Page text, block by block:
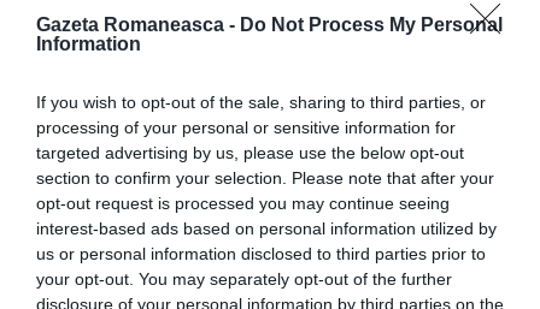
Gazeta Romaneasca - Do Not Process My Personal
Information
If you wish to opt-out of the sale, sharing to third parties, or
processing of your personal or sensitive information for
targeted advertising by us, please use the below opt-out
section to confirm your selection. Please note that after your
opt-out request is processed you may continue seeing
interest-based ads based on personal information utilized by
us or personal information disclosed to third parties prior to
your opt-out. You may separately opt-out of the further
disclosure of your personal information by third parties on the
întrerupe o sarcină nedorită.
stabili dacă fata a fost obligata de cineva sa faca
acel gest disperat.
more
Articolul anterior
Eroul din Padova: „Acel român mi-a salvat
viaţa”